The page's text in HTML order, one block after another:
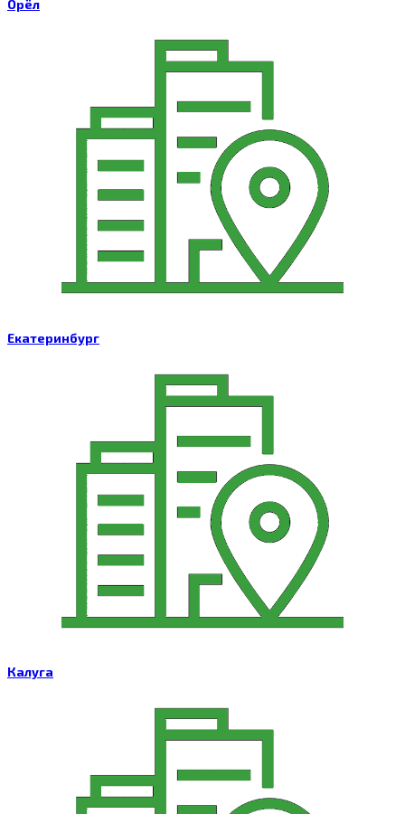
Орёл
Екатеринбург
Калуга